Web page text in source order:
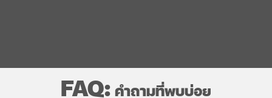
FAQ: คำถามที่พบบ่อย